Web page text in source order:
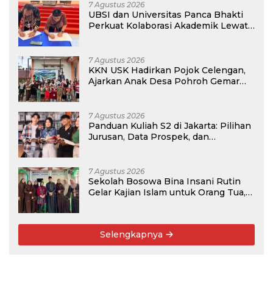
7 Agustus 2026
UBSI dan Universitas Panca Bhakti
Perkuat Kolaborasi Akademik Lewat
7 Agustus 2026
KKN USK Hadirkan Pojok Celengan,
Ajarkan Anak Desa Pohroh Gemar
7 Agustus 2026
Panduan Kuliah S2 di Jakarta: Pilihan
Jurusan, Data Prospek, dan
7 Agustus 2026
Sekolah Bosowa Bina Insani Rutin
Gelar Kajian Islam untuk Orang Tua,
Selengkapnya